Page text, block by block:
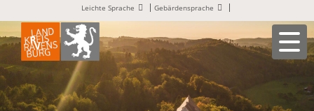
Leichte Sprache Gebärdensprache